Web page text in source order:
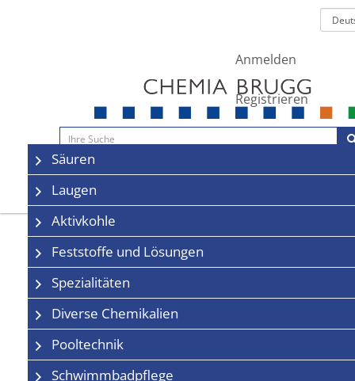
Anmelden
Registrieren
Navigation
Säuren
Laugen
Aktivkohle
Feststoffe und Lösungen
Spezialitäten
Diverse Chemikalien
Pooltechnik
Schwimmbadpflege